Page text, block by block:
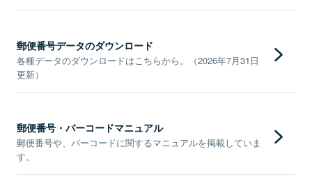
郵便番号データのダウンロード
各種データのダウンロードはこちらから。（2026年7月31日
更新）
郵便番号・バーコードマニュアル
郵便番号や、バーコードに関するマニュアルを掲載していま
す。